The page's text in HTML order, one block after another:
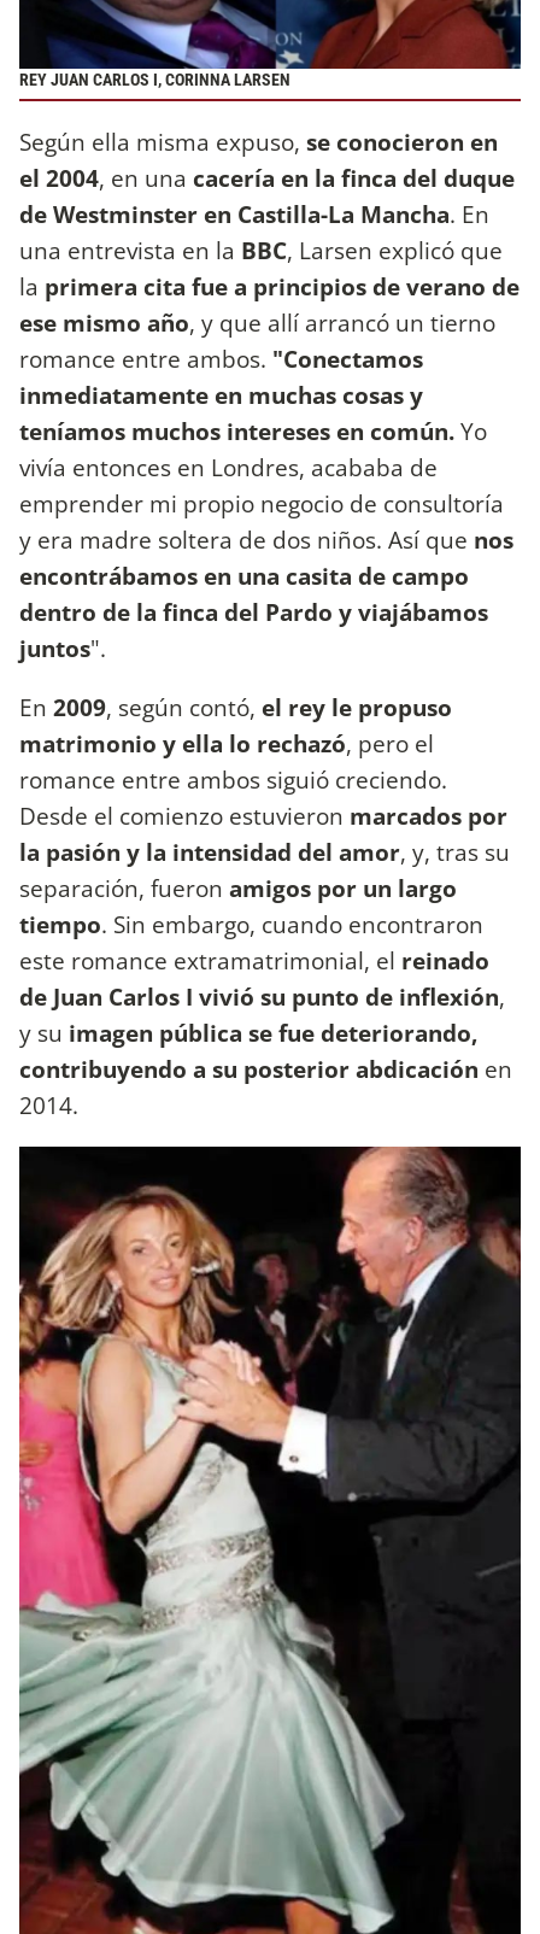
REY JUAN CARLOS I, CORINNA LARSEN
Según ella misma expuso, se conocieron en
el 2004, en una cacería en la finca del duque
de Westminster en Castilla-La Mancha. En
una entrevista en la BBC, Larsen explicó que
la primera cita fue a principios de verano de
ese mismo año, y que allí arrancó un tierno
romance entre ambos. "Conectamos
inmediatamente en muchas cosas y
teníamos muchos intereses en común.Yo
vivía entonces en Londres, acababa de
emprender mi propio negocio de consultoría
y era madre soltera de dos niños. Así que nos
encontrábamos en una casita de campo
dentro de la finca del Pardo y viajábamos
juntos".
En 2009, según contó, el rey le propuso
matrimonio y ella lo rechazó, pero el
romance entre ambos siguió creciendo.
Desde el comienzo estuvieron marcados por
la pasión y la intensidad del amor, y, tras su
separación, fueron amigos por un largo
tiempo. Sin embargo, cuando encontraron
este romance extramatrimonial, el reinado
de Juan Carlos I vivió su punto de inflexión,
y su imagen pública se fue deteriorando,
contribuyendo a su posterior abdicación en
2014.